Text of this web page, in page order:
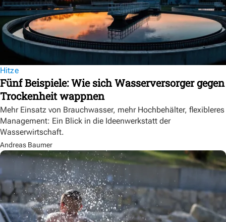
Hitze
Fünf Beispiele: Wie sich Wasserversorger gegen
Trockenheit wappnen
Mehr Einsatz von Brauchwasser, mehr Hochbehälter, flexibleres
Management: Ein Blick in die Ideenwerkstatt der
Wasserwirtschaft.
Andreas Baumer